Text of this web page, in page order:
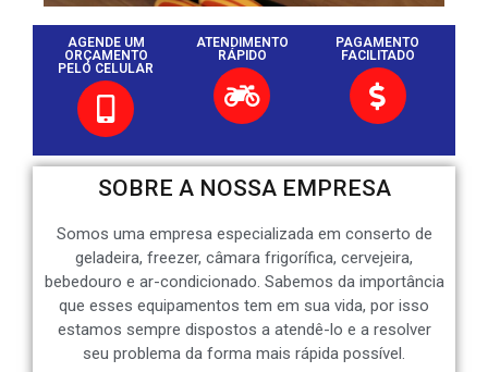
AGENDE UM
ORÇAMENTO
PELO CELULAR
ATENDIMENTO
RÁPIDO
PAGAMENTO
FACILITADO
SOBRE A NOSSA EMPRESA
Somos uma empresa especializada em conserto de
geladeira, freezer, câmara frigorífica, cervejeira,
bebedouro e ar-condicionado. Sabemos da importância
que esses equipamentos tem em sua vida, por isso
estamos sempre dispostos a atendê-lo e a resolver
seu problema da forma mais rápida possível.